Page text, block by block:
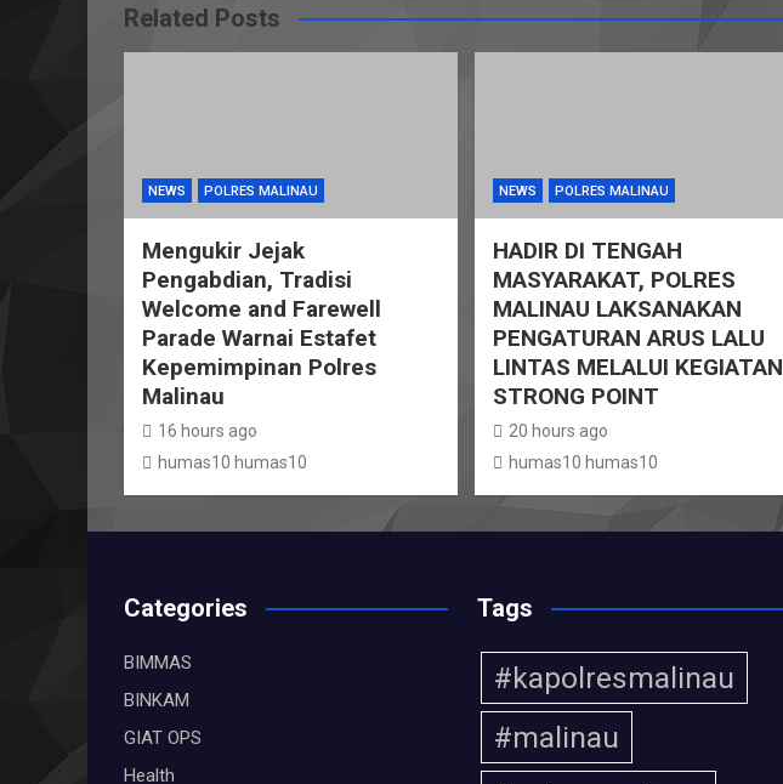
Related Posts
NEWS POLRES MALINAU
Mengukir Jejak
Pengabdian, Tradisi
Welcome and Farewell
Parade Warnai Estafet
Kepemimpinan Polres
Malinau
16 hours ago
humas10 humas10
NEWS POLRES MALINAU
HADIR DI TENGAH
MASYARAKAT, POLRES
MALINAU LAKSANAKAN
PENGATURAN ARUS LALU
LINTAS MELALUI KEGIATAN
STRONG POINT
20 hours ago
humas10 humas10
Categories
BIMMAS
BINKAM
GIAT OPS
Health
Tags
#kapolresmalinau
#malinau